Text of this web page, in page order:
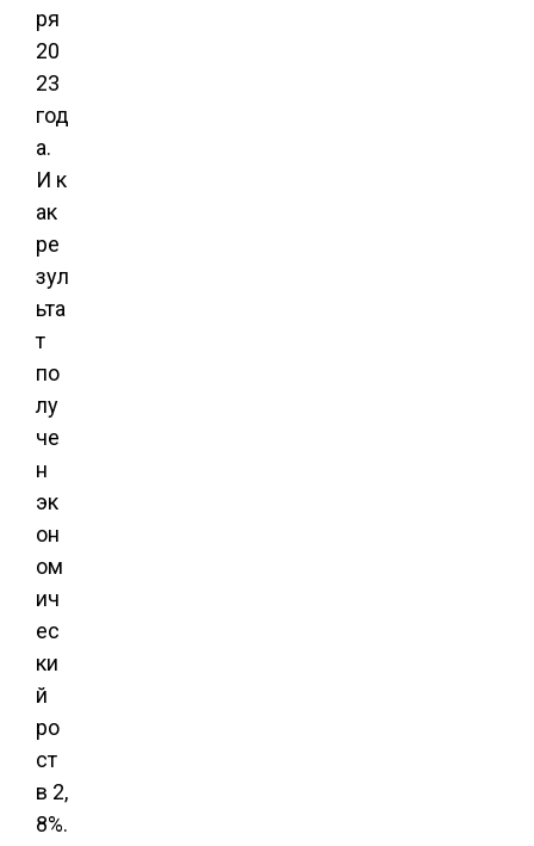
ря
20
23
год
а.
И к
ак
ре
зул
ьта
т
по
лу
че
н
эк
он
ом
ич
ес
ки
й
ро
ст
в 2,
8%.